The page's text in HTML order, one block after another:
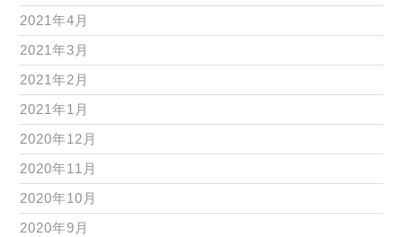
2021年4月
2021年3月
2021年2月
2021年1月
2020年12月
2020年11月
2020年10月
2020年9月